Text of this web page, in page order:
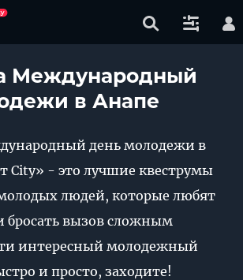
Международный
в Анапе
день молодежи в
City» - это лучшие квеструмы
людей, которые любят
бросать вызов сложным
интересный молодежный
и просто, заходите!